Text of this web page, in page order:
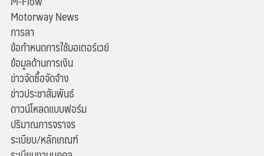
Motorway News
การลา
ข้อกำหนดการใช้มอเตอร์เวย์
ข้อมูลด้านการเงิน
ข่าวจัดซื้อจัดจ้าง
ข่าวประชาสัมพันธ์
ดาวน์โหลดแบบฟอร์ม
ปริมาณการจราจร
ระเบียบ/หลักเกณฑ์